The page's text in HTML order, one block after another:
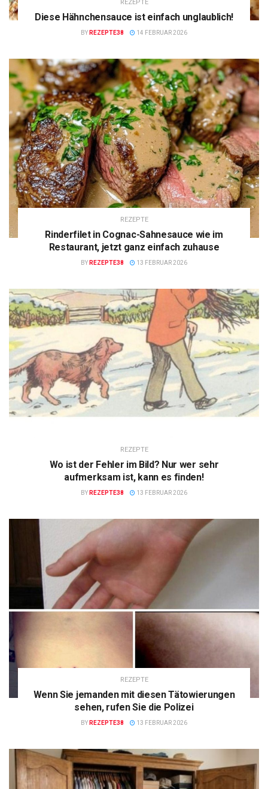
REZEPTE
Diese Hähnchensauce ist einfach unglaublich!
BY REZEPTE38 14 FEBRUAR 2026
REZEPTE
Rinderfilet in Cognac-Sahnesauce wie im
Restaurant, jetzt ganz einfach zuhause
BY REZEPTE38 13 FEBRUAR 2026
REZEPTE
Wo ist der Fehler im Bild? Nur wer sehr
aufmerksam ist, kann es finden!
BY REZEPTE38 13 FEBRUAR 2026
REZEPTE
Wenn Sie jemanden mit diesen Tätowierungen
sehen, rufen Sie die Polizei
BY REZEPTE38 13 FEBRUAR 2026